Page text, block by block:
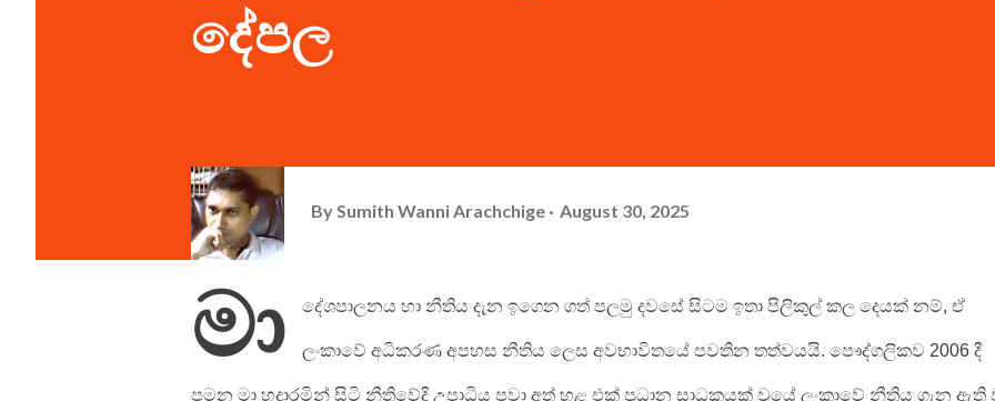
දේපල
By Sumith Wanni Arachchige August 30, 2025
මා දේශපාලනය හා නීතිය දැන ඉගෙන ගත් පලමු දවසේ සිටම ඉතා පිලිකුල් කල දෙයක් නම්, ඒ
ලංකාවේ අධිකරණ අපහස නීතිය ලෙස අවභාවිතයේ පවතින තත්වයයි. පෞද්ගලිකව 2006 දී
පමන මා හදාරමින් සිටි නීතිවේදි උපාධිය පවා අත් හළ එක් ප්‍රධාන සාධකයක් වූයේ ලංකාවේ නීතිය ගැන ඇති